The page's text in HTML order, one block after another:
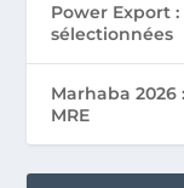
Power Export
sélectionnées
Marhaba
MRE